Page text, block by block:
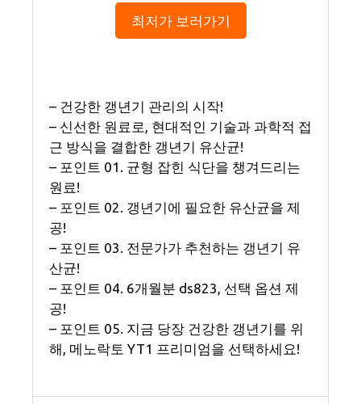
최저가 보러가기
– 건강한 갱년기 관리의 시작!
– 신선한 원료로, 현대적인 기술과 과학적 접
근 방식을 결합한 갱년기 유산균!
– 포인트 01. 균형 잡힌 식단을 챙겨드리는
원료!
– 포인트 02. 갱년기에 필요한 유산균을 제
공!
– 포인트 03. 전문가가 추천하는 갱년기 유
산균!
– 포인트 04. 6개월분 ds823, 선택 옵션 제
공!
– 포인트 05. 지금 당장 건강한 갱년기를 위
해, 메노락토 YT1 프리미엄을 선택하세요!